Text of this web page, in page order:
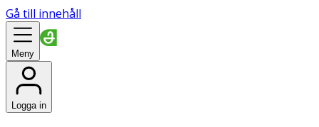
Gå till innehåll
Meny
Logga in